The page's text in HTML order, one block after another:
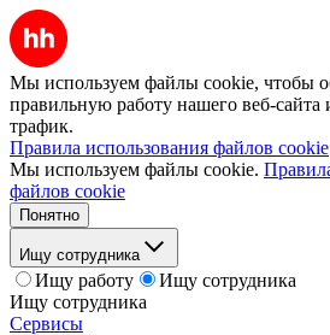
Мы используем файлы cookie, чтобы
правильную работу нашего веб-сайта
трафик.
Правила использования файлов cookie
Мы используем файлы cookie.
файлов cookie
Понятно
Ищу сотрудника
Ищу работу
Ищу сотрудника
Ищу сотрудника
Сервисы